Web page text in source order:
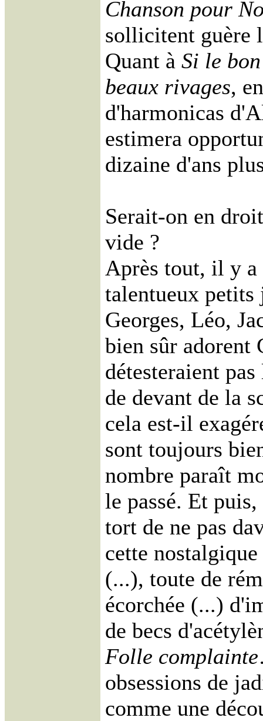
Chanson pour
sollicitent guère
Quant à Si le
beaux rivages,
d'harmonicas
estimera
dizaine d'ans
Serait-on en
vide ?
Après tout, il y a
talentueux petits
Georges, Léo,
bien sûr adorent
détesteraient
de devant de la
cela est-il
sont toujours
nombre paraît
le passé. Et
tort de ne pas
cette nostalgique
(...), toute de
écorchée (...)
de becs
Folle complainte
obsessions de
comme une